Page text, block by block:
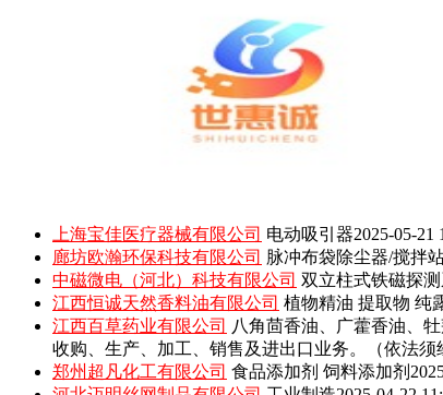
上海宝佳医疗器械有限公司 电动吸引器2025-05-21
廊坊欧瀚环保科技有限公司 脉冲布袋除尘器/搅拌
中磁微电（河北）科技有限公司 双立柱式铁磁探
江西恒诚天然香料油有限公司 植物精油 提取物 纯
江西百草药业有限公司
八角茴香油、广藿香油、
收购、生产、加工、销售及进出口业务。（依法
郑州超凡化工有限公司 食品添加剂 饲料添加剂